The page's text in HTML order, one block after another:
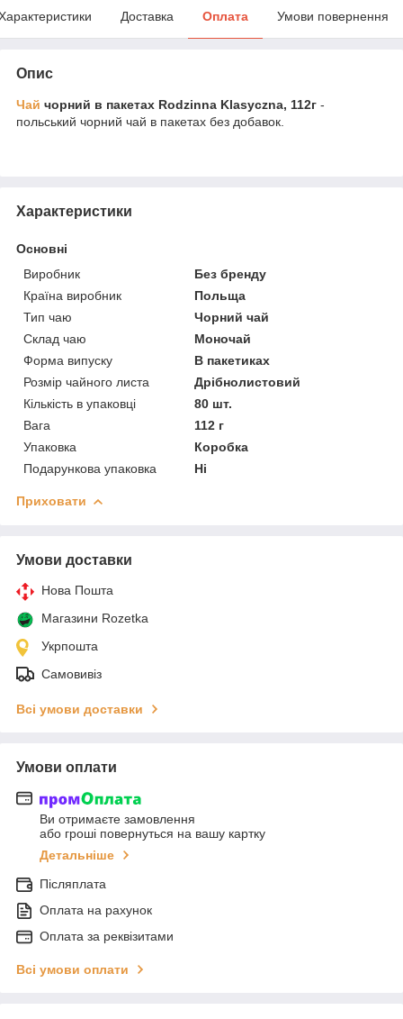
Доставка Оплата Умови повернення
Опис
Чай чорний в пакетах Rodzinna Klasyczna, 112г -
польський чорний чай в пакетах без добавок.
Характеристики
Основні
Виробник
Без бренду
Країна виробник
Польща
Тип чаю
Чорний чай
Склад чаю
Моночай
Форма випуску
В пакетиках
Розмір чайного листа
Дрібнолистовий
Кількість в упаковці
80 шт.
Вага
112 г
Упаковка
Коробка
Подарункова упаковка
Ні
Приховати
Умови доставки
Нова Пошта
Магазини Rozetka
Укрпошта
Самовивіз
Всі умови доставки
Умови оплати
Ви отримаєте замовлення
або гроші повернуться на вашу картку
Детальніше
Післяплата
Оплата на рахунок
Оплата за реквізитами
Всі умови оплати